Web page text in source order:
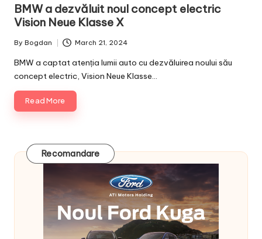
BMW a dezvăluit noul concept electric
Vision Neue Klasse X
Posted
by
By Bogdan March 21, 2024
BMW a captat atenția lumii auto cu dezvăluirea noului său
concept electric, Vision Neue Klasse…
Read More
Recomandare